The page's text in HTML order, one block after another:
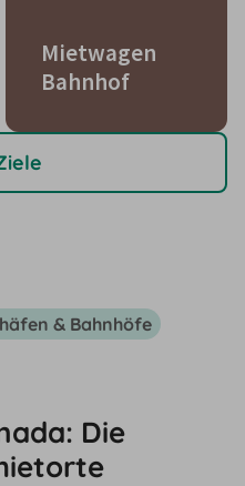
Mietwagen
Bahnhof
& Bahnhöfe
Die